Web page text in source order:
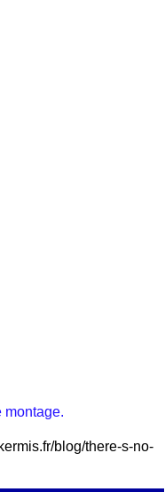
montage.
blog/there-s-no-